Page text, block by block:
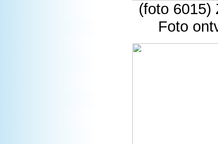
(foto 6015)
Foto